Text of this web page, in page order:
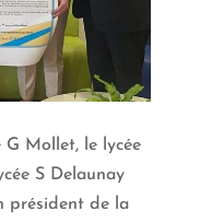
G Mollet, le lycée
S Delaunay
président de la